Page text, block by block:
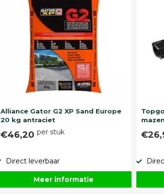
Alliance Gator G2 XP Sand Europe
20 kg antraciet
€46,20 per stuk
Direct leverbaar
Meer informatie